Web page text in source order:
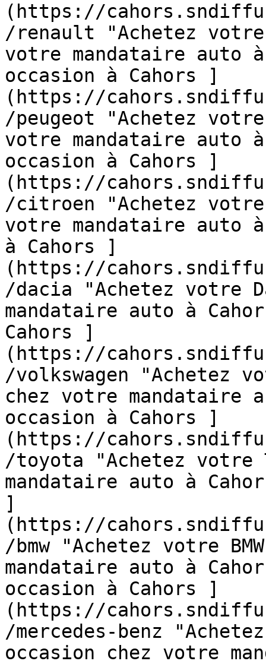
(https://
/renault "Achetez
votre mandataire auto
occasion à Cahors ]
(https://
/peugeot "Achetez
votre mandataire auto
occasion à Cahors ]
(https://
/citroen "Achetez
votre mandataire auto
à Cahors ]
(https://
/dacia "Achetez votre
mandataire auto à
Cahors ]
(https://
/volkswagen "Achetez
chez votre mandataire
occasion à Cahors ]
(https://
/toyota "Achetez votre
mandataire auto à
]
(https://
/bmw "Achetez votre
mandataire auto à
occasion à Cahors ]
(https://
/mercedes-benz
occasion chez votre